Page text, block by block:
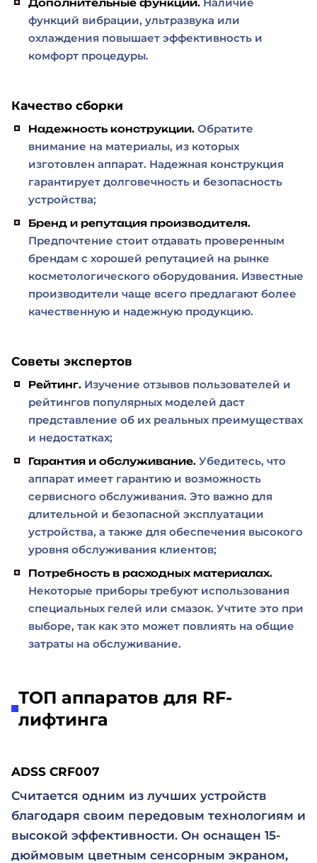
функций вибрации, ультразвука или
охлаждения повышает эффективность и
комфорт процедуры.
Качество сборки
Надежность конструкции. Обратите
внимание на материалы, из которых
изготовлен аппарат. Надежная конструкция
гарантирует долговечность и безопасность
устройства;
Бренд и репутация производителя.
Предпочтение стоит отдавать проверенным
брендам с хорошей репутацией на рынке
косметологического оборудования. Известные
производители чаще всего предлагают более
качественную и надежную продукцию.
Советы экспертов
Рейтинг. Изучение отзывов пользователей и
рейтингов популярных моделей даст
представление об их реальных преимуществах
и недостатках;
Гарантия и обслуживание. Убедитесь, что
аппарат имеет гарантию и возможность
сервисного обслуживания. Это важно для
длительной и безопасной эксплуатации
устройства, а также для обеспечения высокого
уровня обслуживания клиентов;
Потребность в расходных материалах.
Некоторые приборы требуют использования
специальных гелей или смазок. Учтите это при
выборе, так как это может повлиять на общие
затраты на обслуживание.
ТОП аппаратов для RF-
лифтинга
ADSS CRF007
Считается одним из лучших устройств
благодаря своим передовым технологиям и
высокой эффективности. Он оснащен 15-
дюймовым цветным сенсорным экраном,